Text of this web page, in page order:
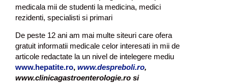
medicala mii de studenti la medicina, medici
rezidenti, specialisti si primari
De peste 12 ani am mai multe siteuri care ofera
gratuit informatii medicale celor interesati in mii de
articole redactate la un nivel de intelegere mediu
www.hepatite.ro, www.despreboli.ro,
www.clinicagastroenterologie.ro si